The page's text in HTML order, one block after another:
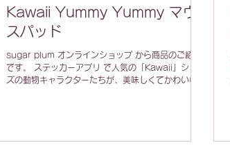
Kawaii Yummy Yummy マウ
スパッド
sugar plum オンラインショップ から商品のご紹介
です。 ステッカーアプリ で人気の「Kawaii」シリー
ズの動物キャラクターたちが、美味しくてかわいいス